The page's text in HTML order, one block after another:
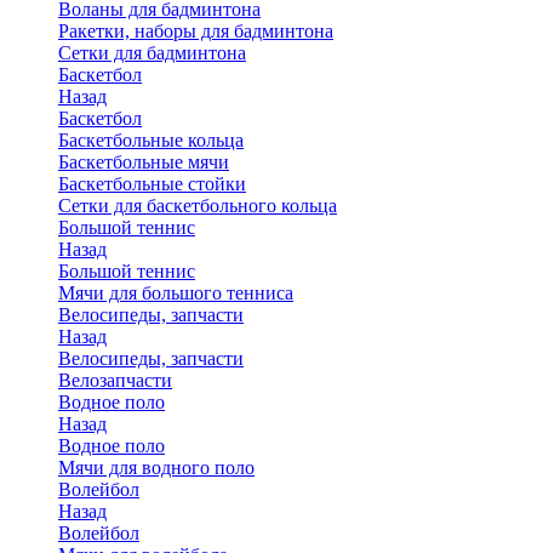
Воланы для бадминтона
Ракетки, наборы для бадминтона
Сетки для бадминтона
Баскетбол
Назад
Баскетбол
Баскетбольные кольца
Баскетбольные мячи
Баскетбольные стойки
Сетки для баскетбольного кольца
Большой теннис
Назад
Большой теннис
Мячи для большого тенниса
Велосипеды, запчасти
Назад
Велосипеды, запчасти
Велозапчасти
Водное поло
Назад
Водное поло
Мячи для водного поло
Волейбол
Назад
Волейбол